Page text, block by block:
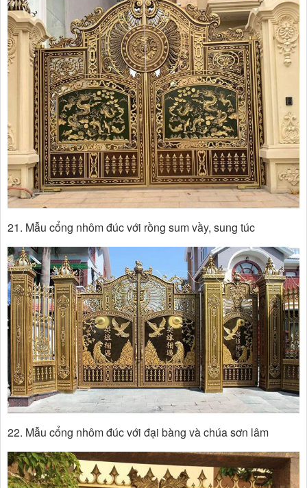
21. Mẫu cổng nhôm đúc với rồng sum vầy, sung túc
22. Mẫu cổng nhôm đúc với đại bàng và chúa sơn lâm